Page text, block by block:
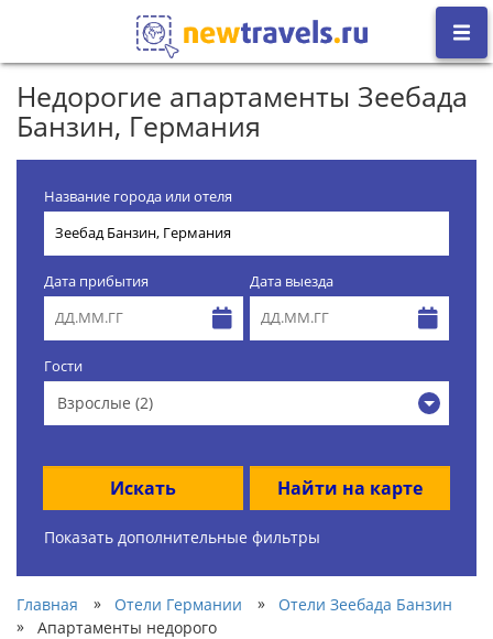
Недорогие апартаменты Зеебада
Банзин, Германия
Название города или отеля
Дата прибытия Дата выезда
Гости
Взрослые (2)
Искать Найти на карте
Показать дополнительные фильтры
Главная » Отели Германии »
Отели Зеебада Банзин
»
Апартаменты недорого